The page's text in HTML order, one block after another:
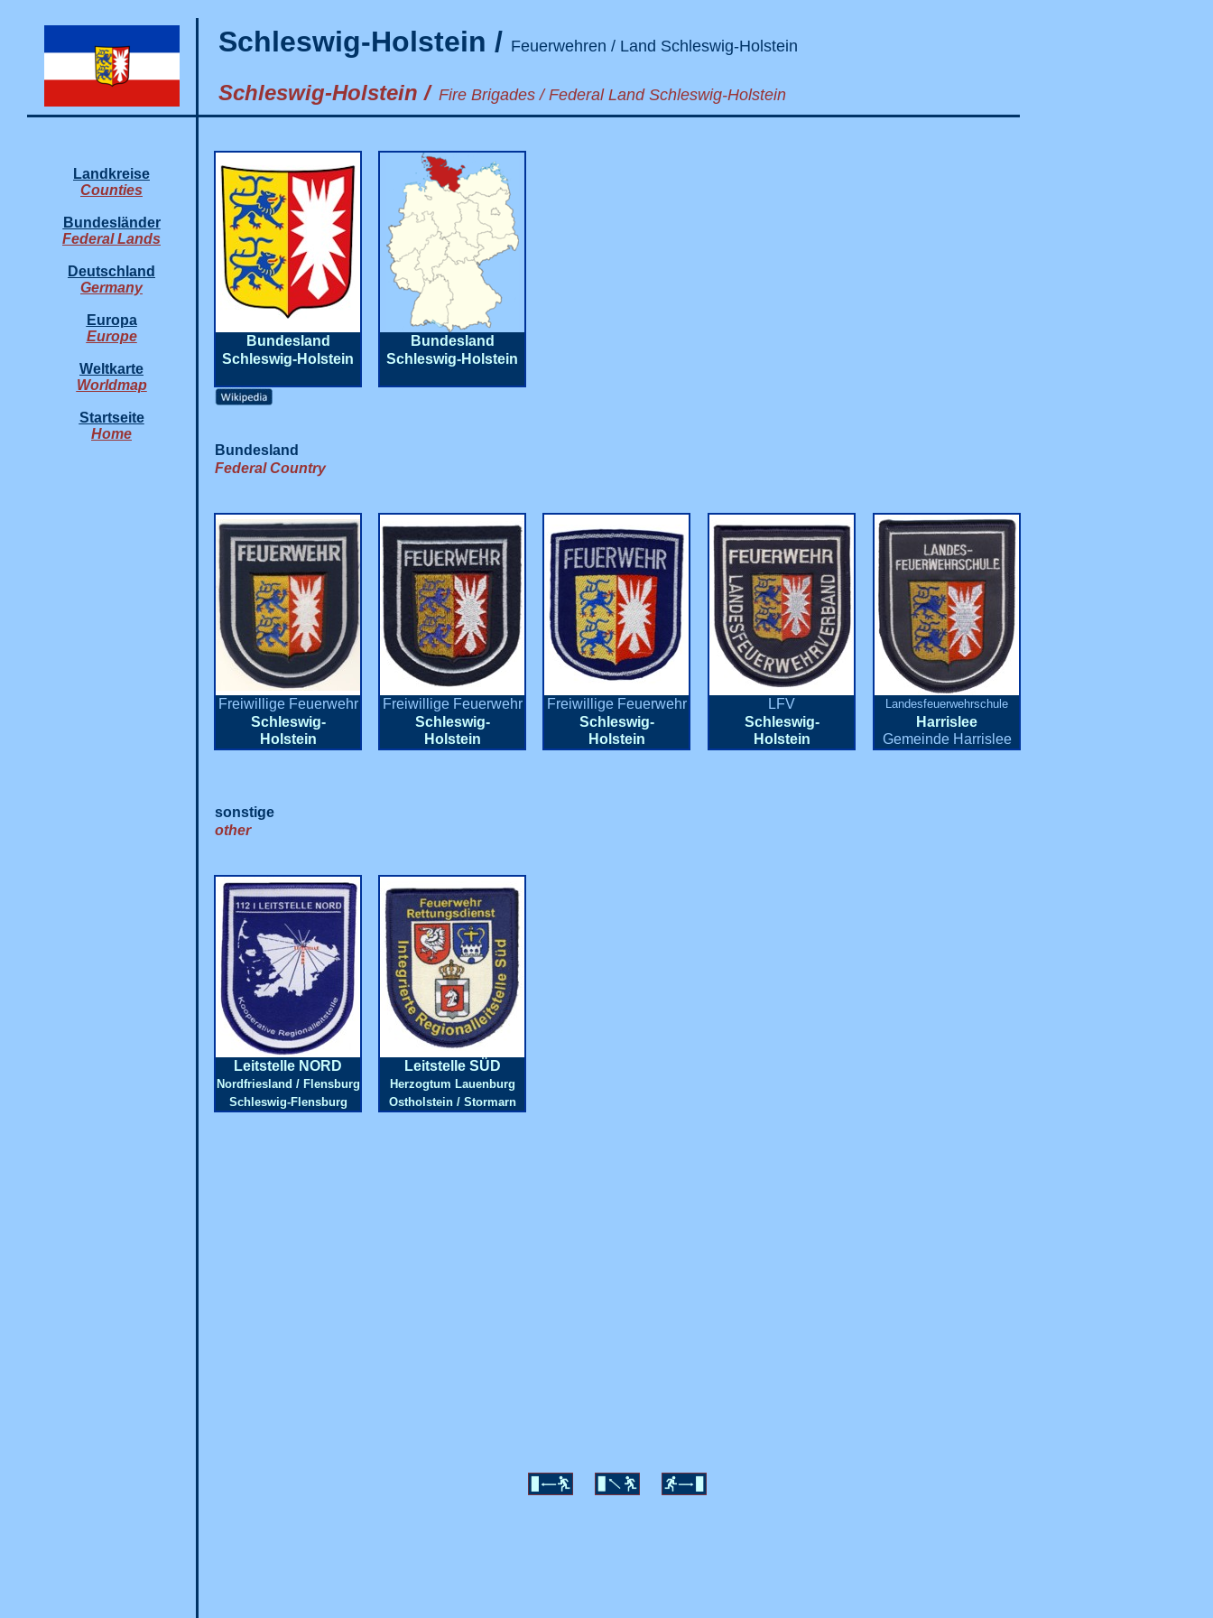
Schleswig-Holstein / Feuerwehren / Land Schleswig-Holstein
Schleswig-Holstein / Fire Brigades / Federal Land Schleswig-Holstein
Landkreise
Counties
Bundesländer
Federal Lands
Deutschland
Germany
Europa
Europe
Weltkarte
Worldmap
Startseite
Home
Bundesland
Bundesland
Schleswig-Holstein
Schleswig-Holstein
Bundesland
Federal Country
Freiwillige Feuerwehr Freiwillige Feuerwehr Freiwillige Feuerwehr LFV Landesfeuerwehrschule
Schleswig- Schleswig- Schleswig- Schleswig-
Harrislee
Holstein
Holstein Holstein Holstein Gemeinde Harrislee
sonstige
other
Leitstelle NORD Leitstelle SÜD
Nordfriesland / Flensburg
Herzogtum Lauenburg
Schleswig-Flensburg
Ostholstein / Stormarn